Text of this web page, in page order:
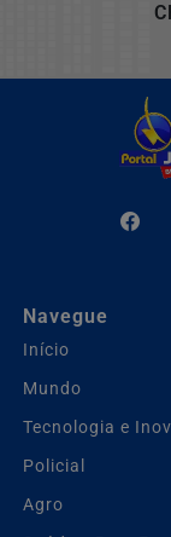
Navegue
Início
Mundo
Tecnologia e
Policial
Agro